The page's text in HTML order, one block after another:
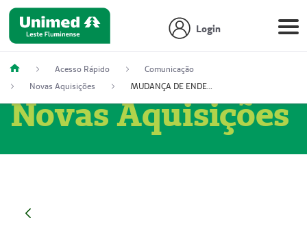
Login
Acesso Rápido
Comunicação
Novas Aquisições
MUDANÇA DE ENDEREÇO - DIAGITAB SERVIÇOS MÉDICOS LTDA (54003267-5)
Novas Aquisições